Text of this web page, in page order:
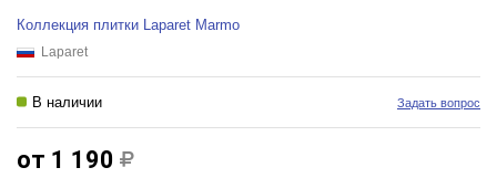
Коллекция плитки Laparet Marmo
Laparet
В наличии Задать вопрос
от 1 190